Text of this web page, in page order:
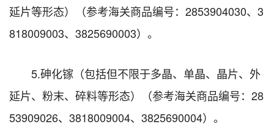
延片等形态）（参考海关商品编号：2853904030、3
818009003、3825690003）。
5.砷化镓（包括但不限于多晶、单晶、晶片、外
延片、粉末、碎料等形态）（参考海关商品编号：28
53909026、3818009004、3825690004）。